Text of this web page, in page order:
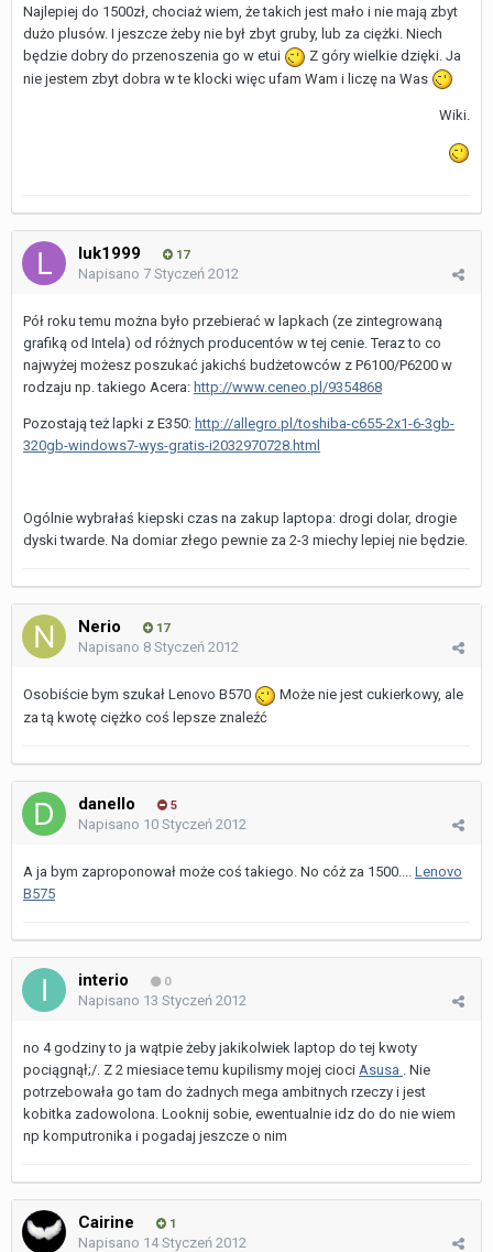
Najlepiej do 1500zł, chociaż wiem, że takich jest mało i nie mają zbyt
dużo plusów. I jeszcze żeby nie był zbyt gruby, lub za ciężki. Niech
będzie dobry do przenoszenia go w etui
Z góry wielkie dzięki. Ja
nie jestem zbyt dobra w te klocki więc ufam Wam i liczę na Was
Wiki.
luk1999 17
Napisano 7 Styczeń 2012
Pół roku temu można było przebierać w lapkach (ze zintegrowaną
grafiką od Intela) od różnych producentów w tej cenie. Teraz to co
najwyżej możesz poszukać jakichś budżetowców z P6100/P6200 w
rodzaju np. takiego Acera: http://www.ceneo.pl/9354868
Pozostają też lapki z E350: http://allegro.pl/toshiba-c655-2x1-6-3gb-
320gb-windows7-wys-gratis-i2032970728.html
Ogólnie wybrałaś kiepski czas na zakup laptopa: drogi dolar, drogie
dyski twarde. Na domiar złego pewnie za 2-3 miechy lepiej nie będzie.
Nerio 17
Napisano 8 Styczeń 2012
Osobiście bym szukał Lenovo B570
Może nie jest cukierkowy, ale
za tą kwotę ciężko coś lepsze znaleźć
danello 5
Napisano 10 Styczeń 2012
A ja bym zaproponował może coś takiego. No cóż za 1500.... Lenovo
B575
interio 0
Napisano 13 Styczeń 2012
no 4 godziny to ja wątpie żeby jakikolwiek laptop do tej kwoty
pociągnął;/. Z 2 miesiace temu kupilismy mojej cioci Asusa . Nie
potrzebowała go tam do żadnych mega ambitnych rzeczy i jest
kobitka zadowolona. Looknij sobie, ewentualnie idz do do nie wiem
np komputronika i pogadaj jeszcze o nim
Cairine 1
Napisano 14 Styczeń 2012